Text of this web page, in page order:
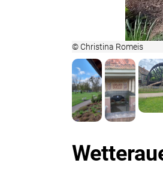
© Christina Romeis